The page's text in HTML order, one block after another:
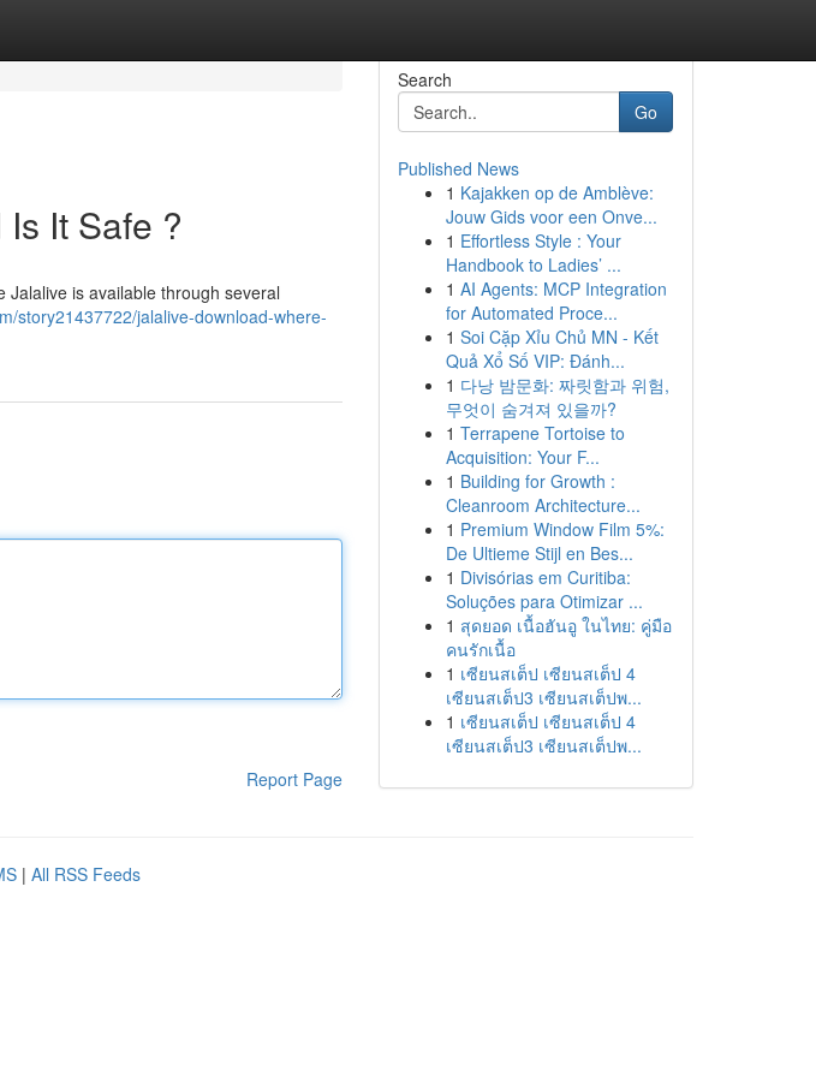
It Safe ?
is available through several
story21437722/jalalive-download-where-
Report Page
Search
Go
Published News
1 Kajakken op de Amblève:
Jouw Gids voor een Onve...
1 Effortless Style : Your
Handbook to Ladies’ ...
1 AI Agents: MCP Integration
for Automated Proce...
1 Soi Cặp Xỉu Chủ MN - Kết
Quả Xổ Số VIP: Đánh...
1 다낭 밤문화: 짜릿함과 위험,
무엇이 숨겨져 있을까?
1 Terrapene Tortoise to
Acquisition: Your F...
1 Building for Growth :
Cleanroom Architecture...
1 Premium Window Film 5%:
De Ultieme Stijl en Bes...
1 Divisórias em Curitiba:
Soluções para Otimizar ...
1 สุดยอด เนื้อฮันอู ในไทย: คู่มือ
คนรักเนื้อ
1 เซียนสเต็ป เซียนสเต็ป 4
เซียนสเต็ป3 เซียนสเต็ปพ...
1 เซียนสเต็ป เซียนสเต็ป 4
เซียนสเต็ป3 เซียนสเต็ปพ...
| All RSS Feeds